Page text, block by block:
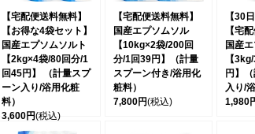
【宅配便送料無料】
【お得な4袋セット】
国産エプソムソルト
【2kg×4袋/80回分/1
回45円】 （計量スプ
ーン入り/浴用化粧
料）
3,600円(税込)
【宅配便送料無料】
国産エプソムソル
【10kg×2袋/200回
分/1回39円】（計量
スプーン付き/浴用化
粧料）
7,800円(税込)
【30
【宅
国産
【
円】
入り/
1,980